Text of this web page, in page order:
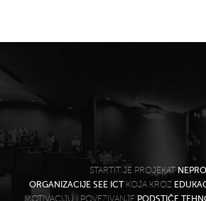
STARTIT JE PROJEKAT
ORGANIZACIJE SEE ICTKOJA KROZ
MOTIVACIJU I POVEZIVANJE PODSTIČE